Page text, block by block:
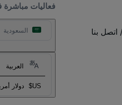
فعاليات مباشرة
السعودية
العربية
US$ دولار
بنا